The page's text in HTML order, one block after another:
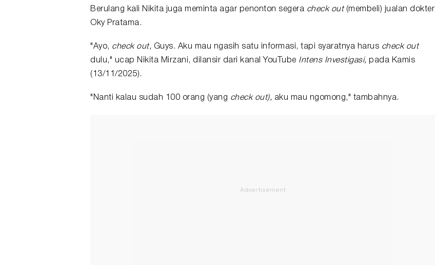
Berulang kali Nikita juga meminta agar penonton segera check out(membeli) jualan dokter
Oky Pratama.
"Ayo, check out, Guys. Aku mau ngasih satu informasi, tapi syaratnya harus check out
dulu," ucap Nikita Mirzani, dilansir dari kanal YouTube Intens Investigasi, pada Kamis
(13/11/2025).
"Nanti kalau sudah 100 orang (yang check out), aku mau ngomong," tambahnya.